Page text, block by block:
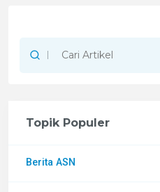
Topik Populer
Berita ASN